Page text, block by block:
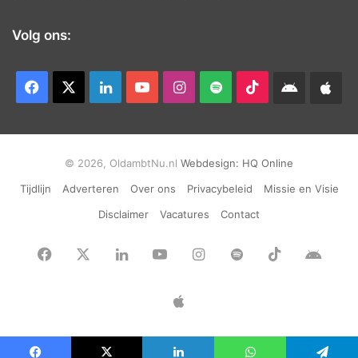
Volg ons:
Facebook LinkedInYouTubeInstagram
Spotify TikTokAndroid
© 2026, OldambtNu.nl Webdesign: HQ Online
Tijdlijn
Adverteren Over ons Privacybeleid
Missie en Visie
Disclaimer
Vacatures Contact
Facebook LinkedInYouTubeInstagram
Spotify TikTok
App